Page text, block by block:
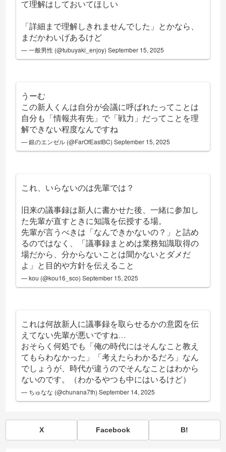
て理解はしておいてほしい
「詳細まで理解しきれませんでした」とかなら、
まだかわいげあるけど
— 一般男性 (@tubuyaki_enjoy)September 15, 2025
うーむ
この新人くんは自分が会議に呼ばれたってことは
自分も「情報共有先」で「戦力」だってことを理
解できない程度なんですね
— 銀のエンゼル (@FarOfEastBC)September 15, 2025
これ、いらないのは先輩では？
旧来の議事録は新人に書かせた後、一緒に参加し
た先輩が直すときに知識を伝授する場。
先輩が言うべきは「なんできかないの？」と詰め
るのではなく、「議事録まとめは業務知識取得の
場だから、分からないことは聞かないとダメだ
よ」と目的や方針を伝えること
— kou (@kou16_sco)September 15, 2025
これは何故新人に議事録を取らせるかの意図を伝
えてない先輩が悪いですね…
おそらく何処でも「俺の時代にはそんなこと教え
てもらわなかった」「考えたらわかるだろ」なん
でしょうが、時代が違うのでそんなことはわから
ないのです。（わかるやつも中にはいるけど）
— ちゅなな (@chunana7th)September 14, 2025
X Facebook B!